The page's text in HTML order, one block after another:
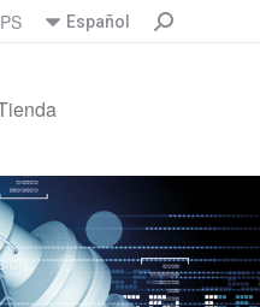
Español